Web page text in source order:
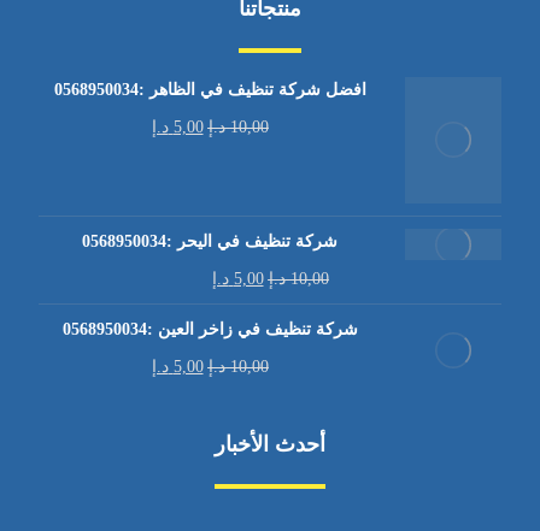
منتجاتنا
افضل شركة تنظيف في الظاهر :0568950034
10,00 د.إ 5,00 د.إ
شركة تنظيف في اليحر :0568950034
10,00 د.إ 5,00 د.إ
شركة تنظيف في زاخر العين :0568950034
10,00 د.إ 5,00 د.إ
أحدث الأخبار